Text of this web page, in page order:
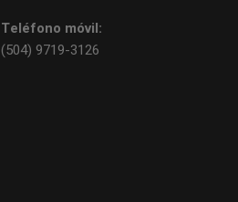
Teléfono móvil:
(504) 9719-3126